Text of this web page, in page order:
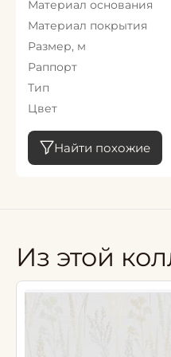
Материал основания
Материал покрытия
Размер, м
Раппорт
Тип
Цвет
Найти похожие
Из этой